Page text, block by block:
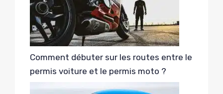
Comment débuter sur les routes entre le
permis voiture et le permis moto ?